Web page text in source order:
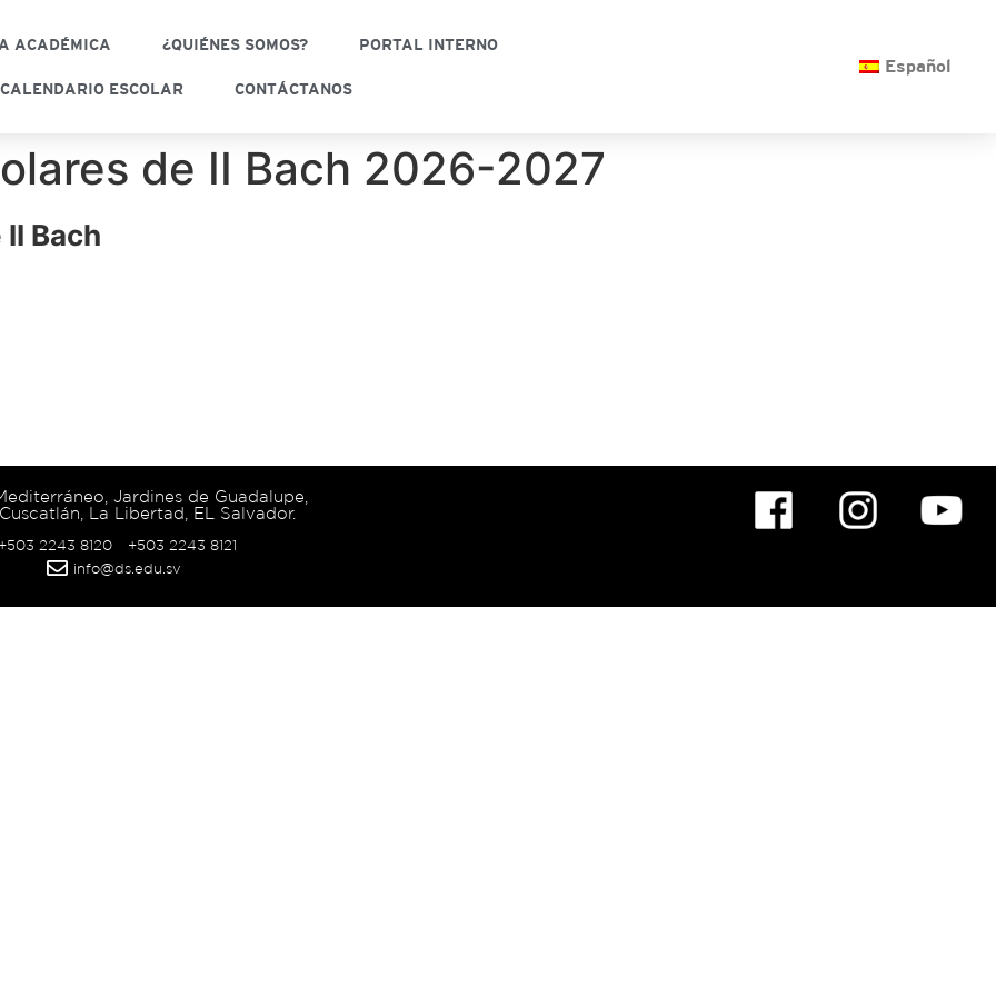
ACADÉMICA ¿QUIÉNES SOMOS? PORTAL INTERNO
CALENDARIO ESCOLAR CONTÁCTANOS
Español
de II Bach 2026-2027
Bach
Jardines de Guadalupe,
La Libertad, EL Salvador.
2243 8120
+503 2243 8121
info@ds.edu.sv